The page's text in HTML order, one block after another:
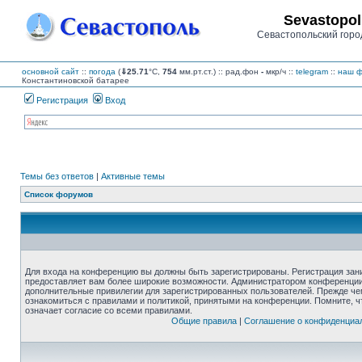
Севастопольский
основной сайт :: погода (⇓25.71°C, 754 мм.рт.ст.) :: рад.фон - мкр/ч :: telegram :: наш
Константиновской батарее
Регистрация Вход
Темы без ответов | Активные темы
Список форумов
Для входа на конференцию вы должны быть зарегистрированы. Регистрация
предоставляет вам более широкие возможности. Администратором
дополнительные привилегии для зарегистрированных пользователей. Прежде
ознакомиться с правилами и политикой, принятыми на конференции. Помните,
означает согласие со всеми правилами.
Общие правила| Соглашение о